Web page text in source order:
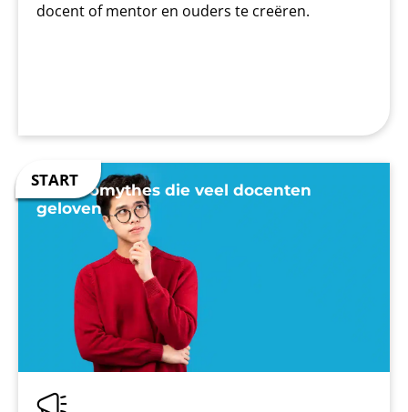
docent of mentor en ouders te creëren.
7 neuromythes die veel docenten
geloven